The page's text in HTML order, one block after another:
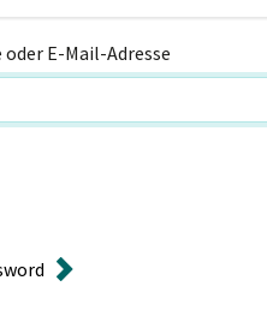
E-Mail-Adresse